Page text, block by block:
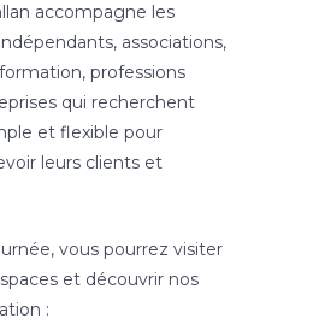
accompagne les
associations,
professions
qui recherchent
et flexible pour
leurs clients et
vous pourrez visiter
et découvrir nos
: